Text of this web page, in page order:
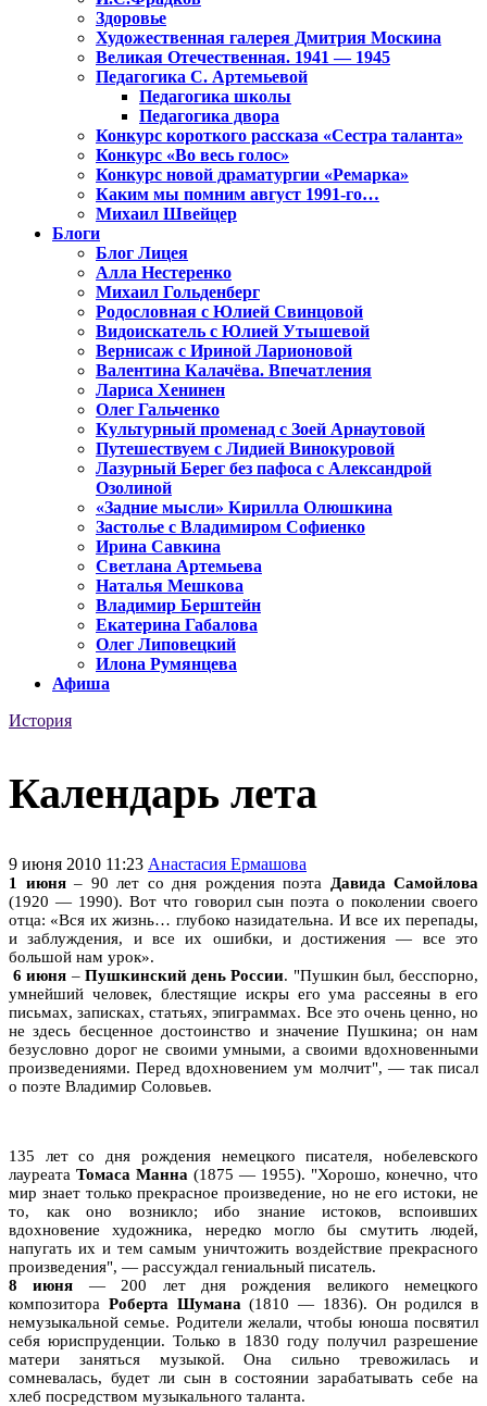
Здоровье
Художественная галерея Дмитрия Москина
Великая Отечественная. 1941 — 1945
Педагогика С. Артемьевой
Педагогика школы
Педагогика двора
Конкурс короткого рассказа «Сестра таланта»
Конкурс «Во весь голос»
Конкурс новой драматургии «Ремарка»
Каким мы помним август 1991-го…
Михаил Швейцер
Блоги
Блог Лицея
Алла Нестеренко
Михаил Гольденберг
Родословная с Юлией Свинцовой
Видоискатель с Юлией Утышевой
Вернисаж с Ириной Ларионовой
Валентина Калачёва. Впечатления
Лариса Хенинен
Олег Гальченко
Культурный променад с Зоей Арнаутовой
Путешествуем с Лидией Винокуровой
Лазурный Берег без пафоса с Александрой
Озолиной
«Задние мысли» Кирилла Олюшкина
Застолье с Владимиром Софиенко
Ирина Савкина
Светлана Артемьева
Наталья Мешкова
Владимир Берштейн
Екатерина Габалова
Олег Липовецкий
Илона Румянцева
Афиша
История
Календарь лета
9 июня 2010 11:23 Анастасия Ермашова
1 июня – 90 лет со дня рождения поэта Давида Самойлова
(1920 — 1990). Вот что говорил сын поэта о поколении своего
отца: «Вся их жизнь… глубоко назидательна. И все их перепады,
и заблуждения, и все их ошибки, и достижения — все это
большой нам урок».
6 июня –Пушкинский день России. "Пушкин был, бесспорно,
умнейший человек, блестящие искры его ума рассеяны в его
письмах, записках, статьях, эпиграммах. Все это очень ценно, но
не здесь бесценное достоинство и значение Пушкина; он нам
безусловно дорог не своими умными, а своими вдохновенными
произведениями. Перед вдохновением ум молчит", — так писал
о поэте Владимир Соловьев.
135 лет со дня рождения немецкого писателя, нобелевского
лауреата Томаса Манна (1875 — 1955). "Хорошо, конечно, что
мир знает только прекрасное произведение, но не его истоки, не
то, как оно возникло; ибо знание истоков, вспоивших
вдохновение художника, нередко могло бы смутить людей,
напугать их и тем самым уничтожить воздействие прекрасного
произведения", — рассуждал гениальный писатель.
8 июня — 200 лет дня рождения великого немецкого
композитора Роберта Шумана (1810 — 1836). Он родился в
немузыкальной семье. Родители желали, чтобы юноша посвятил
себя юриспруденции. Только в 1830 году получил разрешение
матери заняться музыкой. Она сильно тревожилась и
сомневалась, будет ли сын в состоянии зарабатывать себе на
хлеб посредством музыкального таланта.